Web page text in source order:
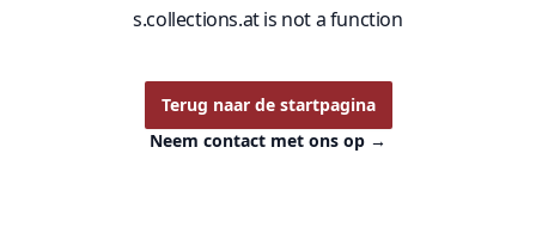
s.collections.at is not a function
Terug naar de startpagina
Neem contact met ons op →